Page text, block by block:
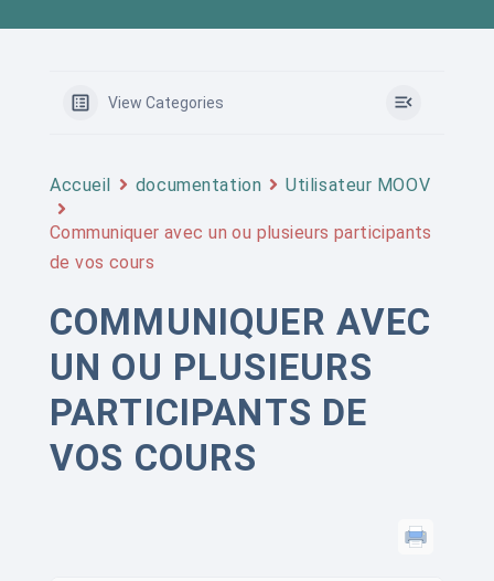
View Categories
Accueil documentation Utilisateur MOOV
Communiquer avec un ou plusieurs participants
de vos cours
COMMUNIQUER AVEC
UN OU PLUSIEURS
PARTICIPANTS DE
VOS COURS